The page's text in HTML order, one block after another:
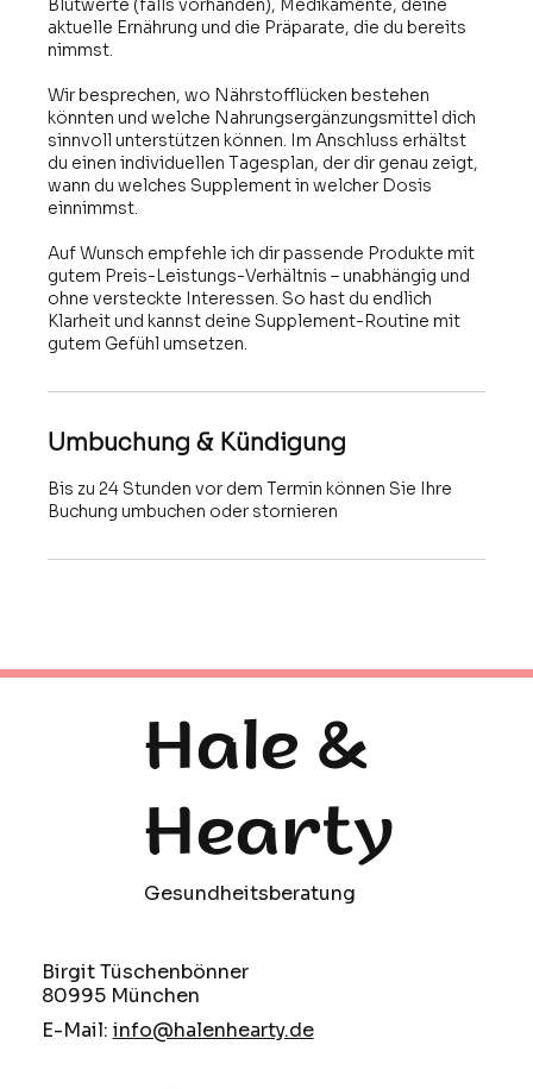
Blutwerte (falls vorhanden), Medikamente, deine
aktuelle Ernährung und die Präparate, die du bereits
nimmst.
Wir besprechen, wo Nährstofflücken bestehen
könnten und welche Nahrungsergänzungsmittel dich
sinnvoll unterstützen können. Im Anschluss erhältst
du einen individuellen Tagesplan, der dir genau zeigt,
wann du welches Supplement in welcher Dosis
einnimmst.
Auf Wunsch empfehle ich dir passende Produkte mit
gutem Preis-Leistungs-Verhältnis – unabhängig und
ohne versteckte Interessen. So hast du endlich
Klarheit und kannst deine Supplement-Routine mit
gutem Gefühl umsetzen.
Umbuchung & Kündigung
Bis zu 24 Stunden vor dem Termin können Sie Ihre
Buchung umbuchen oder stornieren
Hale &
Hearty
Gesundheitsberatung
Birgit Tüschenbönner
80995 München
E-Mail: info@halenhearty.de